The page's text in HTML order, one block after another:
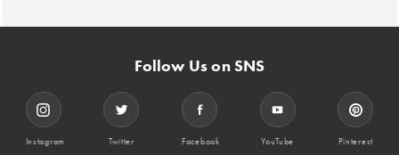
Follow Us on SNS
Instagram Twitter Facebook YouTube Pinterest